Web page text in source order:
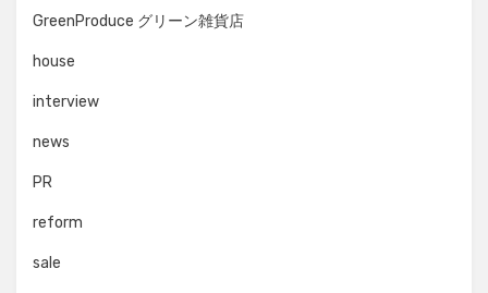
GreenProduce グリーン雑貨店
house
interview
news
PR
reform
sale